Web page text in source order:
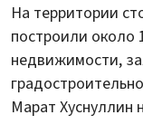
На территории
построили около
недвижимости,
Марат Хуснуллин